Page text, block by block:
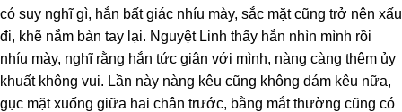
có suy nghĩ gì, hắn bất giác nhíu mày, sắc mặt cũng trở nên xấu
đi, khẽ nắm bàn tay lại. Nguyệt Linh thấy hắn nhìn mình rồi
nhíu mày, nghĩ rằng hắn tức giận với mình, nàng càng thêm ủy
khuất không vui. Lần này nàng kêu cũng không dám kêu nữa,
gục mặt xuống giữa hai chân trước, bằng mắt thường cũng có